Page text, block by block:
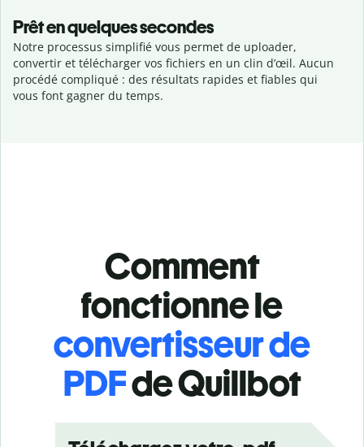
Prêt en quelques secondes
Notre processus simplifié vous permet de uploader,
convertir et télécharger vos fichiers en un clin d’œil. Aucun
procédé compliqué : des résultats rapides et fiables qui
vous font gagner du temps.
Comment
fonctionne le
convertisseur de
PDFde Quillbot